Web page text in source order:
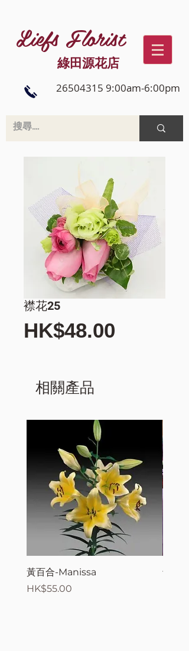
Liefs Florist
綠田源花店
26504315 9:00am-6:00pm
襟花25
HK$48.00
相關產品
黃百合-Manissa
價格
HK$55.00
母親